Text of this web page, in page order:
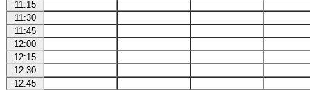
11:15
11:30
11:45
12:00
12:15
12:30
12:45